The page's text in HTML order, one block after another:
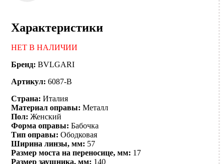
Характеристики
НЕТ В НАЛИЧИИ
Бренд:BVLGARI
Артикул: 6087-B
Страна: Италия
Материал оправы: Металл
Пол: Женский
Форма оправы: Бабочка
Тип оправы: Ободковая
Ширина линзы, мм: 57
Размер моста на переносице, мм: 17
Размер заушника, мм: 140